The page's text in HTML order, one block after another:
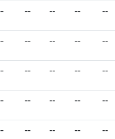
-- -- -- --
-- -- -- --
-- -- -- --
-- -- -- --
-- -- -- --